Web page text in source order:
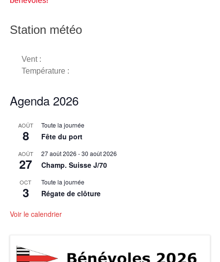
Station météo
Vent :
Température :
Agenda 2026
AOÛT
8
Toute la journée
Fête du port
AOÛT
27
27 août 2026 -30 août 2026
Champ. Suisse J/70
OCT
3
Toute la journée
Régate de clôture
Voir le calendrier